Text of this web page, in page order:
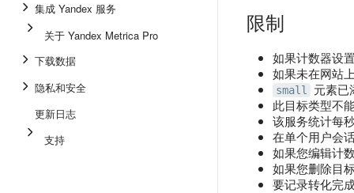
集成 Yandex 服务
关于 Yandex Metrica Pro
下载数据
隐私和安全
更新日志
支持
限制
如果计数器设
如果未在网站
small
元素已
此目标类型不
该服务统计每
在单个用户会
如果您编辑计
如果您删除目
要记录转化完